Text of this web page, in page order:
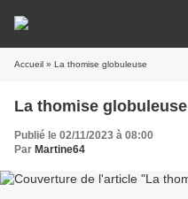
Accueil » La thomise globuleuse
La thomise globuleuse
Publié le 02/11/2023 à 08:00
Par Martine64